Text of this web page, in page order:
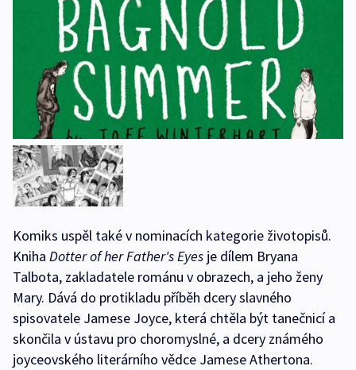
Komiks uspěl také v nominacích kategorie životopisů.
Kniha Dotter of her Father's Eyes je dílem Bryana
Talbota, zakladatele románu v obrazech, a jeho ženy
Mary. Dává do protikladu příběh dcery slavného
spisovatele Jamese Joyce, která chtěla být tanečnicí a
skončila v ústavu pro choromyslné, a dcery známého
joyceovského literárního vědce Jamese Athertona.